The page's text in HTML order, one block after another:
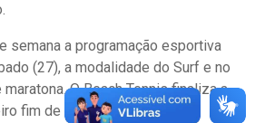
semana a programação esportiva
(27), a modalidade do Surf e no
O Beach Tennis finaliza a
fim de semana do mês de